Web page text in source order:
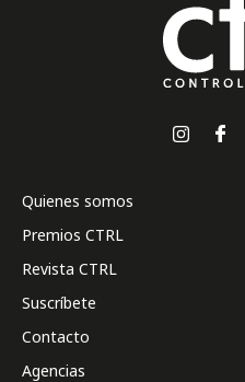
Quienes somos
Premios CTRL
Revista CTRL
Suscríbete
Contacto
Agencias